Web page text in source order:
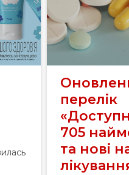
перелік
705
та нові